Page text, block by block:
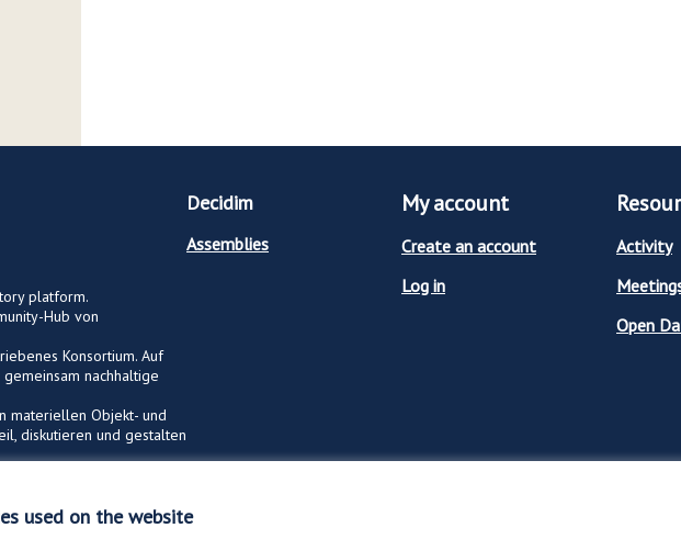
used on the website
platform.
Hub von
Konsortium. Auf
nachhaltige
materiellen Objekt- und
diskutieren und gestalten
Decidim
Assemblies
My account
Create an account
Log in
Activity
Open